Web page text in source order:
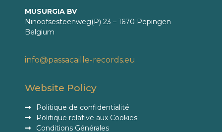
MUSURGIA BV
Ninoofsesteenweg(P) 23 – 1670 Pepingen
Belgium
info@passacaille-records.eu
Website Policy
Politique de confidentialité
Politique relative aux Cookies
Conditions Générales